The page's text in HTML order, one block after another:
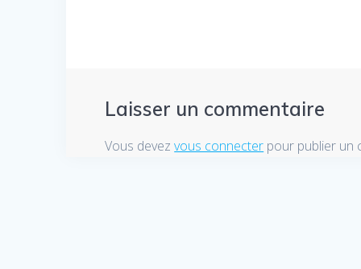
Laisser un commentaire
Vous devezvous connecter pour publier un